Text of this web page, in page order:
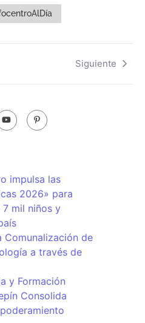
Siguiente
impulsa las
2026» para
mil niños y
Comunalización de
a través de
y Formación
Consolida